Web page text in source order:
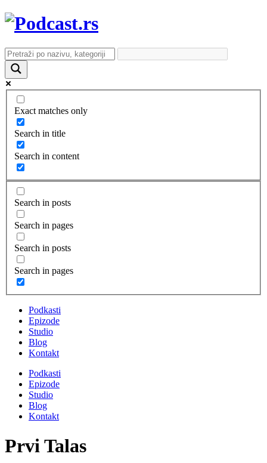
Exact matches only
Search in title
Search in content
Search in posts
Search in pages
Search in posts
Search in pages
Podkasti
Epizode
Studio
Blog
Kontakt
Podkasti
Epizode
Studio
Blog
Kontakt
Prvi Talas